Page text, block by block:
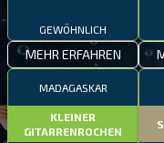
GEWÖHNLICH
MEHR ERFAHREN
MADAGASKAR
KLEINER
GITARRENROCHEN